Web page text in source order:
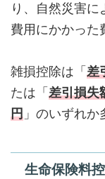
り、自然災害
費用にかかった
雑損控除は「 差
たは「 差引損失
円 」のいずれか
生命保険料